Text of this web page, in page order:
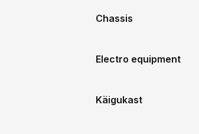
Chassis
Electro equipment
Käigukast